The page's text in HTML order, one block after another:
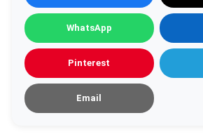
WhatsApp
Pinterest
Email